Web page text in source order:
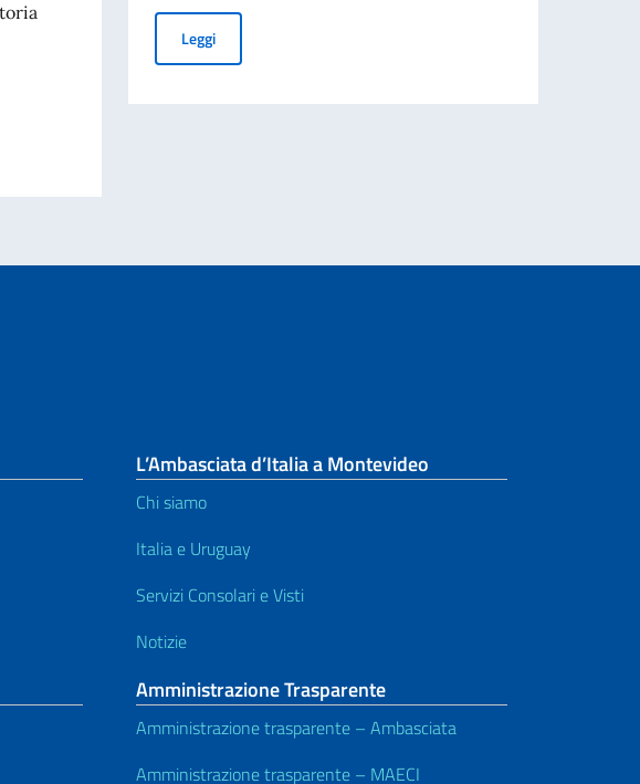
DI STUDIO ASSEGNATE DAL GOVERNO ITALIANO PER L’ANNO ACCADEMICO 2026-2027 IN
LeggiStudy Mission Rome - experiencia formativa internacional
L’Ambasciata d’Italia a Montevideo
Chi siamo
Italia e Uruguay
Servizi Consolari e Visti
Notizie
Amministrazione Trasparente
Amministrazione trasparente – Ambasciata
Amministrazione trasparente – MAECI